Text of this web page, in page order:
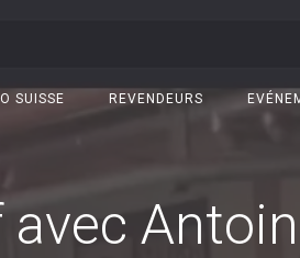
SUISSE REVENDEURS